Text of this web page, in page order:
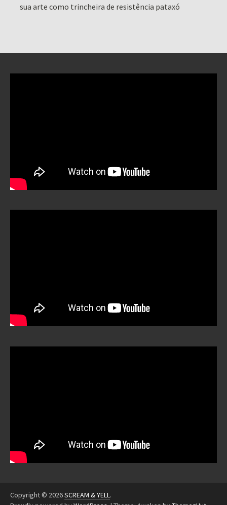
sua arte como trincheira de resistência pataxó
Copyright © 2026SCREAM & YELL.